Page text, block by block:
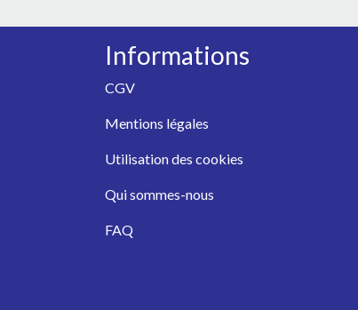
Informations
CGV
Mentions légales
Utilisation des cookies
Qui sommes-nous
FAQ